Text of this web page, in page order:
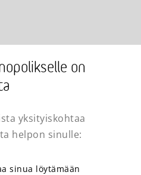
on
yksityiskohtaa
helpon sinulle:
sinua löytämään